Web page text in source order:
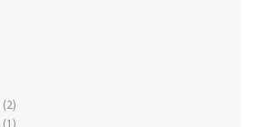
(2)
(1)